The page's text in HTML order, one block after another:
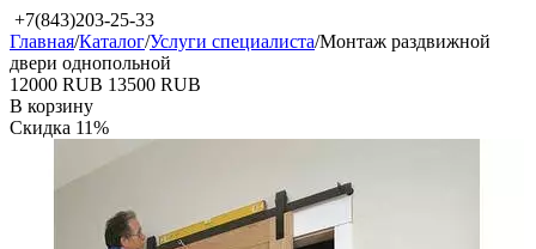
+7(843)203-25-33
Главная/Каталог/Услуги специалиста/Монтаж раздвижной
двери однопольной
‍12000‍ RUB ‍13500‍ RUB
В корзину
Скидка 11%